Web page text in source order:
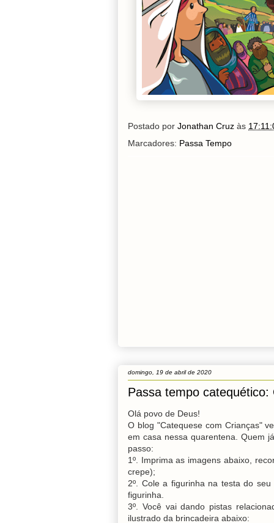
Postado por Jonathan Cruz às
Marcadores: Passa Tempo
domingo, 19 de abril de 2020
Passa tempo catequético:
Olá povo de Deus!
O blog "Catequese com Crianças"
em casa nessa quarentena. Quem
passo:
1º. Imprima as imagens abaixo,
crepe);
2º. Cole a figurinha na testa do
figurinha.
3º. Você vai dando pistas
ilustrado da brincadeira abaixo: